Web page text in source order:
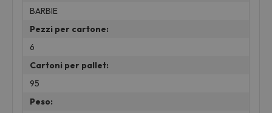
BARBIE
Pezzi per cartone:
6
Cartoni per pallet:
95
Peso: